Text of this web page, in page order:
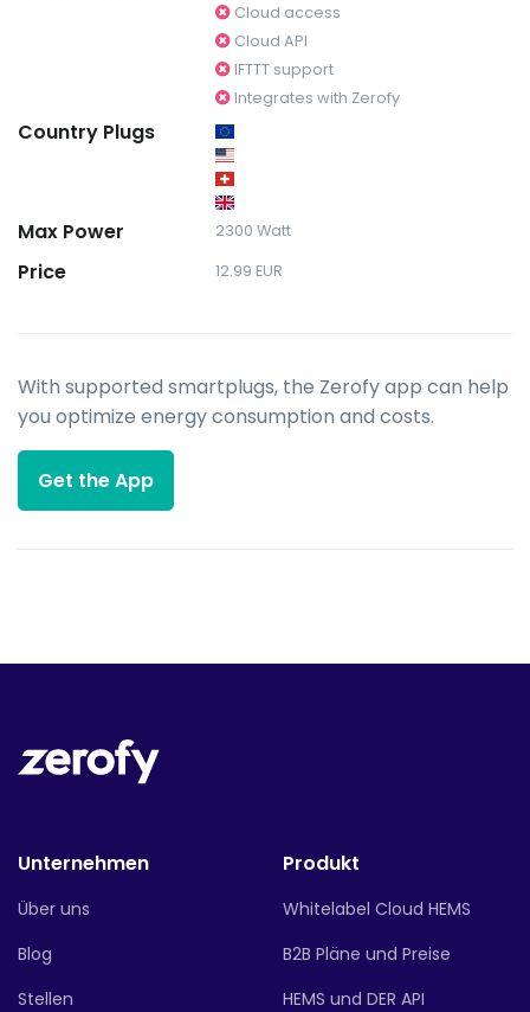
Cloud access
Cloud API
IFTTT support
Integrates with Zerofy
Country Plugs
Max Power 2300 Watt
Price 12.99 EUR
With supported smartplugs, the Zerofy app can help
you optimize energy consumption and costs.
Get the App
Unternehmen
Über uns
Blog
Stellen
Produkt
Whitelabel Cloud HEMS
B2B Pläne und Preise
HEMS und DER API